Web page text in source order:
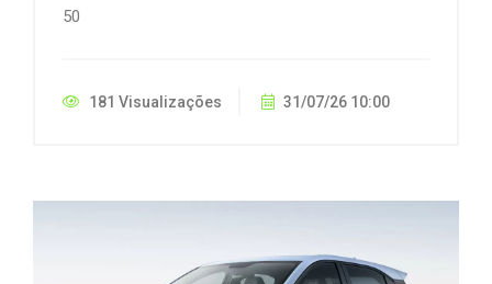
50
181 Visualizações 31/07/26 10:00